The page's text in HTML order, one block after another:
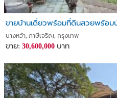
ขายบ้านเดี่ยวพร้อมที่ดินสวยพร้อม
บางหว้า, ภาษีเจริญ, กรุงเทพ
ขาย: 30,600,000 บาท